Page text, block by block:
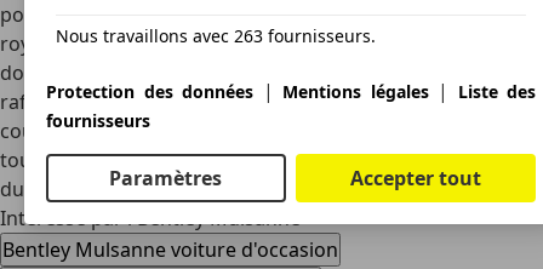
pour chacun des occupants. Le niveau d'habitabilité est
royal, l'isolation de qualité est renforcée par l'emploi d'un
double vitrage épais, et il est possible de pousser le
raffinement en optant pour des rideaux opaques
coulissants intégrés qui, sur la simple pression d'une
touche, permettront d'isoler les occupants des agressions
du soleil ou des regards indiscrets.
Intéressé par l'Bentley Mulsanne
Bentley Mulsanne voiture d'occasion
Nous travaillons avec 263 fournisseurs.
Protection des données | Mentions légales|
Liste des
fournisseurs
Paramètres Accepter tout